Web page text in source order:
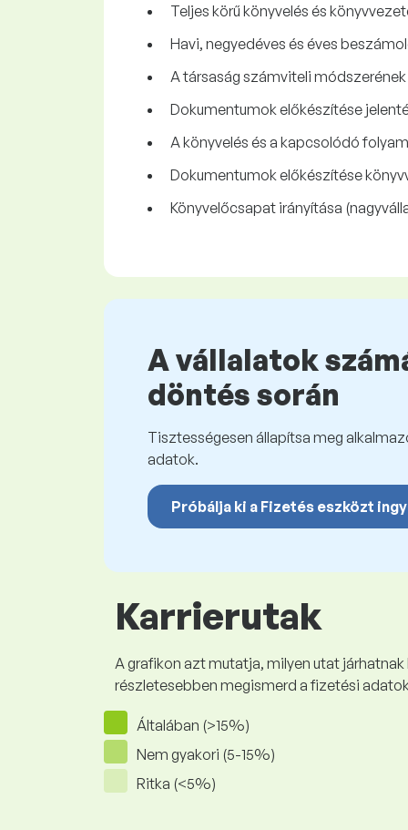
Teljes körű könyvelés és
Havi, negyedéves és éves
A társaság számviteli
Dokumentumok előkészítése
A könyvelés és a kapcsolódó
Dokumentumok előkészítése
Könyvelőcsapat irányítása
A vállalatok
döntés során
Tisztességesen állapítsa meg
adatok.
Próbálja ki a Fizetés eszközt
Karrierutak
A grafikon azt mutatja, milyen utat
részletesebben megismerd a fizetési
Általában (>15%)
Nem gyakori (5-15%)
Ritka (<5%)